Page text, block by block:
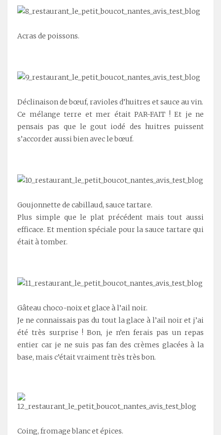
Acras de poissons.
Déclinaison de bœuf, ravioles d’huitres et sauce au vin.
Ce mélange terre et mer était PAR-FAIT ! Et je ne
pensais pas que le gout iodé des huitres puissent
s’accorder aussi bien avec le bœuf.
Goujonnette de cabillaud, sauce tartare.
Plus simple que le plat précédent mais tout aussi
efficace. Et mention spéciale pour la sauce tartare qui
était à tomber.
Gâteau choco-noix et glace à l’ail noir.
Je ne connaissais pas du tout la glace à l’ail noir et j’ai
été très surprise ! Bon, je n’en ferais pas un repas
entier car je ne suis pas fan des crèmes glacées à la
base, mais c’était vraiment très très bon.
Coing, fromage blanc et épices.